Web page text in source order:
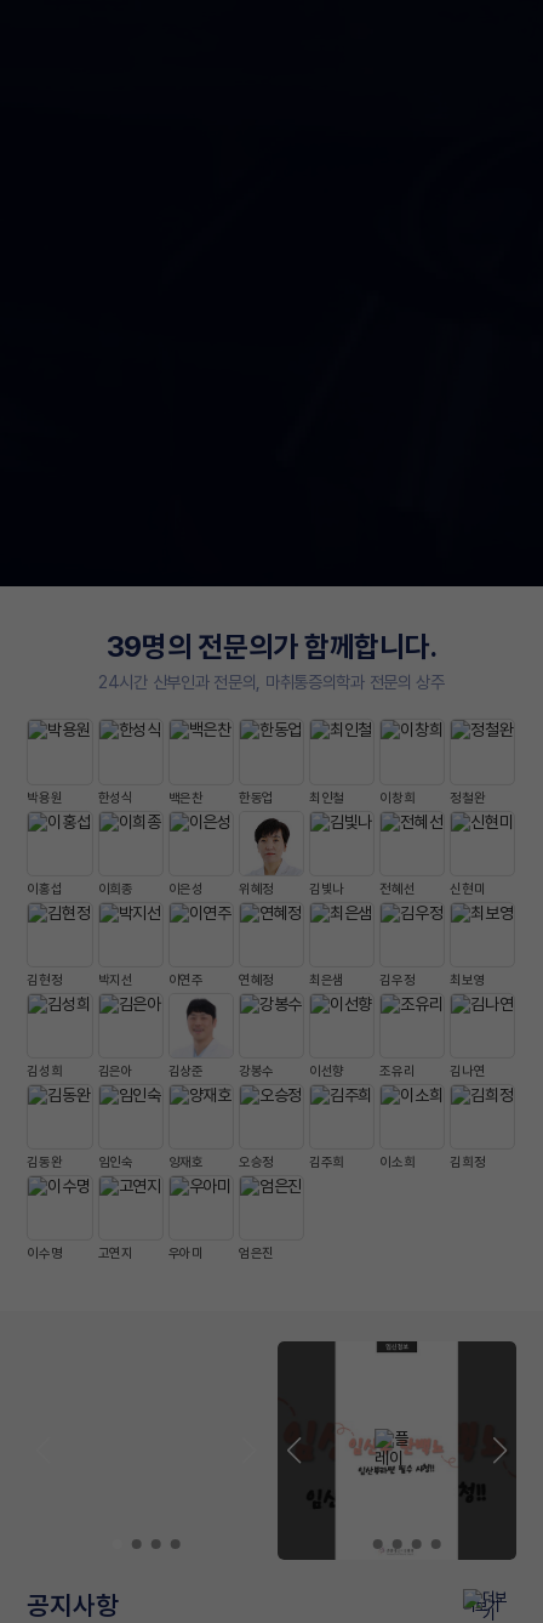
39명의 전문의가 함께합니다.
24시간 산부인과 전문의, 마취통증의학과 전문의 상주
박용원 한성식 백은찬 한동업 최인철 이창희 정철완
이홍섭 이희종 이은성 위혜정 김빛나 전혜선 신현미
김현정 박지선 이연주 연혜정 최은샘 김우정 최보영
김성희 김은아 김상준 강봉수 이선향 조유리 김나연
김동완 임인숙 양재호 오승정 김주희 이소희 김희정
이수명 고연지 우아미 엄은진
공지사항 더보기